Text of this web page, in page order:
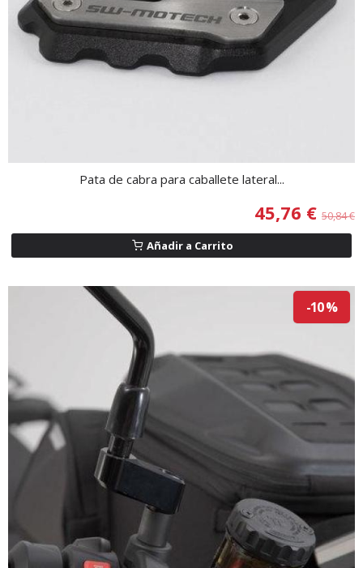
Pata de cabra para caballete lateral...
45,76 € 50,84 €
Añadir a Carrito
-10 %